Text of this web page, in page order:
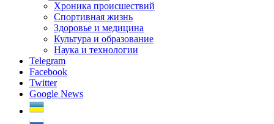
Хроника происшествий
Спортивная жизнь
Здоровье и медицина
Культура и образование
Наука и технологии
Telegram
Facebook
Twitter
Google News